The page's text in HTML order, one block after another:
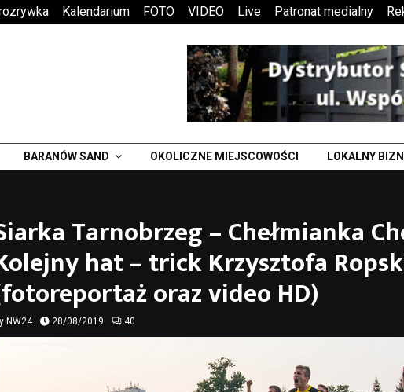
Kalendarium FOTO VIDEO Live Patronat medialny
BARANÓW SAND OKOLICZNE MIEJSCOWOŚCI LOKALNY
Tarnobrzeg – Chełmianka
hat – trick Krzysztofa
oraz video HD)
NW24 28/08/2019 40